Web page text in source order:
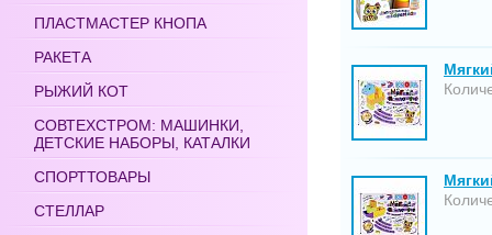
ПЛАСТМАСТЕР КНОПА
РАКЕТА
РЫЖИЙ КОТ
СОВТЕХСТРОМ: МАШИНКИ,
ДЕТСКИЕ НАБОРЫ, КАТАЛКИ
СПОРТТОВАРЫ
СТЕЛЛАР